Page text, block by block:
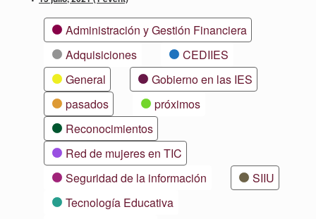
CategoríasAdministración y Gestión Financiera
Adquisiciones
CEDIIES
General
Gobierno en las IES
pasados
próximos
Reconocimientos
Red de mujeres en TIC
Seguridad de la información
SIIU
Tecnología Educativa